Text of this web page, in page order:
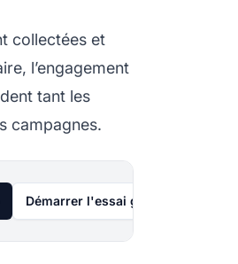
collectées et
l’engagement
tant les
campagnes.
Démarrer l'essai gratuit de 30 jours